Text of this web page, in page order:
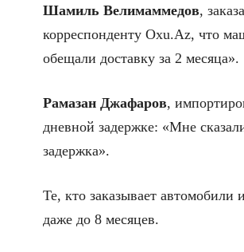
Шамиль Велимаммедов,
корреспонденту Oxu.Az, что
обещали доставку за 2 месяца».
Рамазан Джафаров,
дневной задержке: «Мне
задержка».
Те, кто заказывает
даже до 8 месяцев.